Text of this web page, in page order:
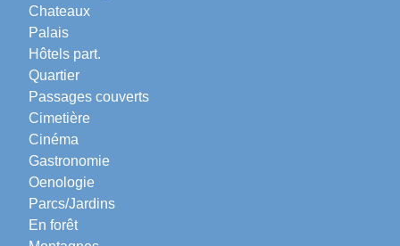
Chateaux
Palais
Hôtels part.
Quartier
Passages couverts
Cimetière
Cinéma
Gastronomie
Oenologie
Parcs/Jardins
En forêt